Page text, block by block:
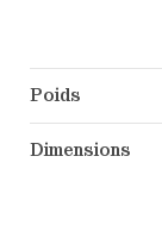
Poids
Dimensions